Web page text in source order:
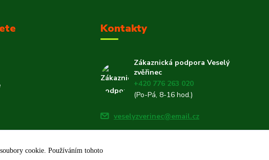
Kontakty
Zákaznická podpora Veselý
zvěřinec
+420 776 263 020
(Po-Pá, 8-16 hod.)
veselyzverinec@email.cz
cookie. Používáním tohoto